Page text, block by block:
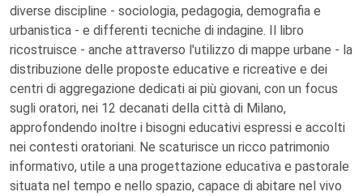
diverse discipline - sociologia, pedagogia, demografia e
urbanistica - e differenti tecniche di indagine. Il libro
ricostruisce - anche attraverso l'utilizzo di mappe urbane - la
distribuzione delle proposte educative e ricreative e dei
centri di aggregazione dedicati ai più giovani, con un focus
sugli oratori, nei 12 decanati della città di Milano,
approfondendo inoltre i bisogni educativi espressi e accolti
nei contesti oratoriani. Ne scaturisce un ricco patrimonio
informativo, utile a una progettazione educativa e pastorale
situata nel tempo e nello spazio, capace di abitare nel vivo